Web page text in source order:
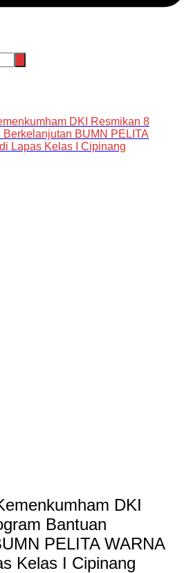
DKI Resmikan 8
Berkelanjutan BUMN PELITA
Lapas Kelas I Cipinang
DKI
Bantuan
PELITA WARNA
Kelas I Cipinang